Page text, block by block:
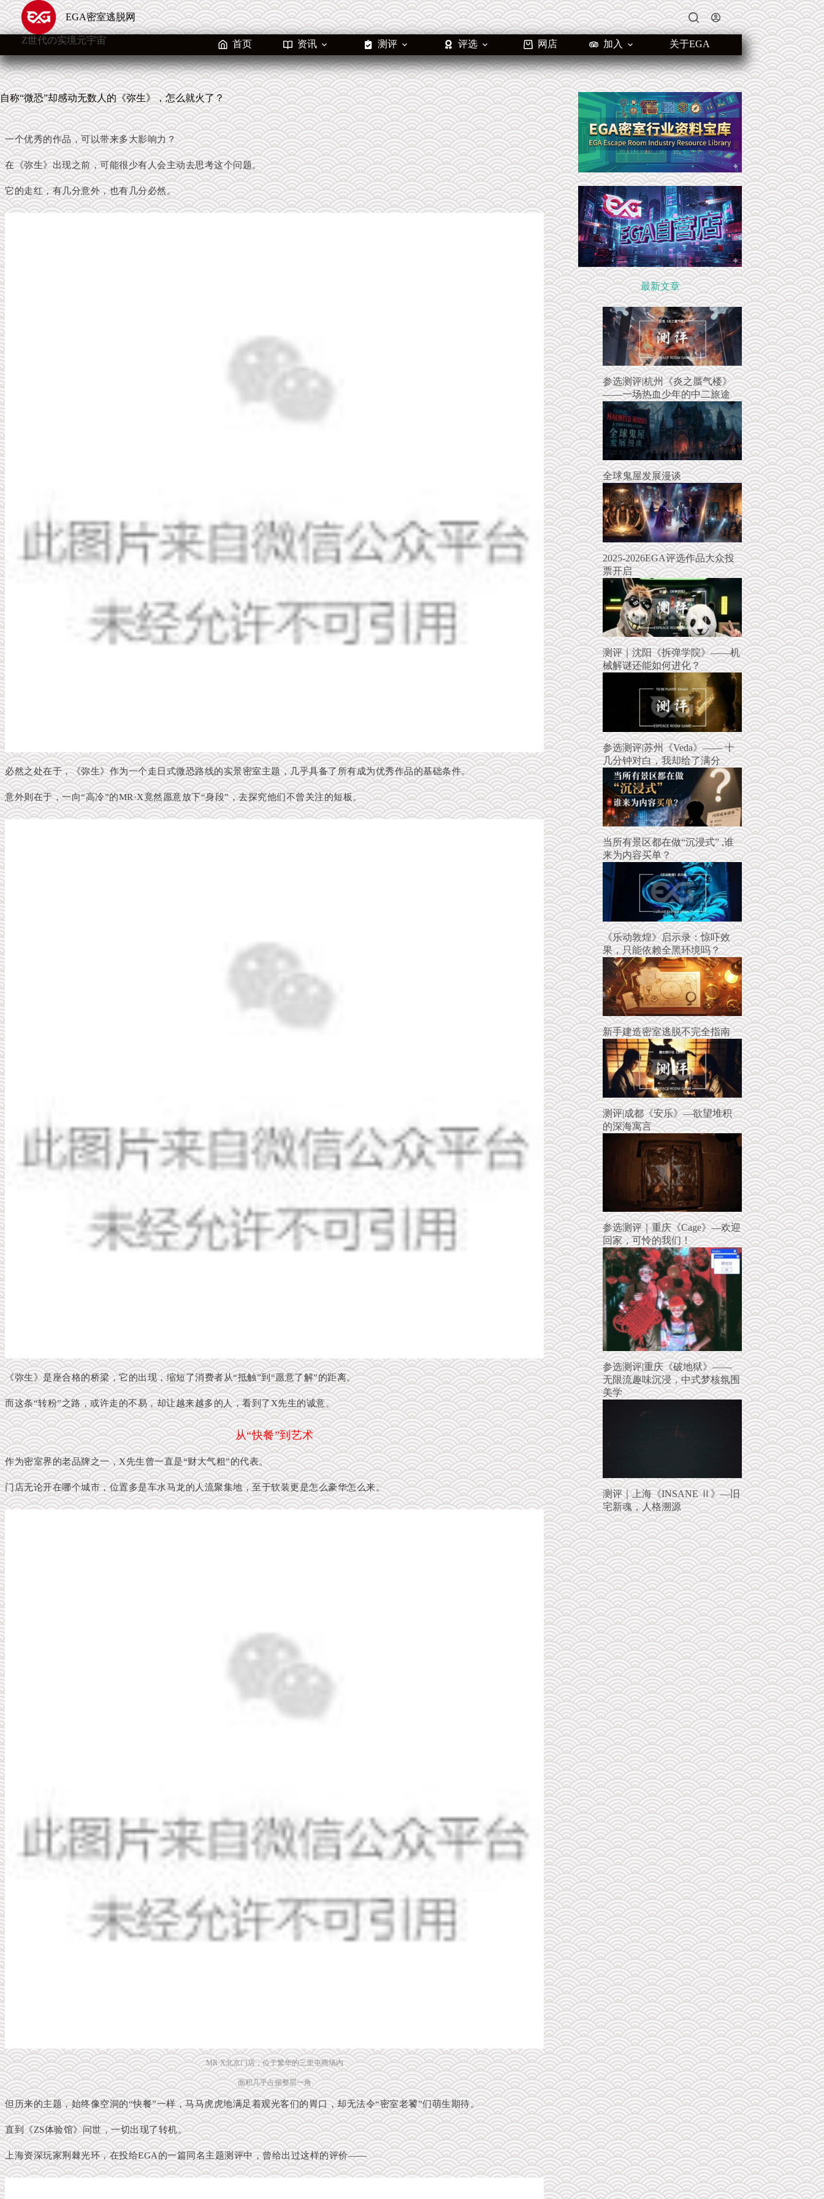
跳
至
内
EGA密室逃脱网
Z世代の实境元宇宙 首页 资讯 测评 评选 网店 加入 关于EGA
自称“微恐”却感动无数人的《弥生》，怎么就火了？
一个优秀的作品，可以带来多大影响力？
在《弥生》出现之前，可能很少有人会主动去思考这个问题。
它的走红，有几分意外，也有几分必然。
必然之处在于，《弥生》作为一个走日式微恐路线的实景密室主题，几乎具备了所有成为优秀作品的基础条件。
意外则在于，一向“高冷”的MR·X竟然愿意放下“身段”，去探究他们不曾关注的短板。
《弥生》是座合格的桥梁，它的出现，缩短了消费者从“抵触”到“愿意了解”的距离。
而这条“转粉”之路，或许走的不易，却让越来越多的人，看到了X先生的诚意。
从“快餐”到艺术
作为密室界的老品牌之一，X先生曾一直是“财大气粗”的代表。
门店无论开在哪个城市，位置多是车水马龙的人流聚集地，至于软装更是怎么豪华怎么来。
MR·X北京门店，位于繁华的三里屯商场内
面积几乎占据整层一角
但历来的主题，始终像空洞的“快餐”一样，马马虎虎地满足着观光客们的胃口，却无法令“密室老饕”们萌生期待。
直到《ZS体验馆》问世，一切出现了转机。
上海资深玩家荆棘光环，在投给EGA的一篇同名主题测评中，曾给出过这样的评价——
最新文章
参选测评|杭州《炎之蜃气楼》
——一场热血少年的中二旅途
全球鬼屋发展漫谈
2025-2026EGA评选作品大众投
票开启
测评｜沈阳《拆弹学院》——机
械解谜还能如何进化？
参选测评|苏州《Veda》—— 十
几分钟对白，我却给了满分
当所有景区都在做“沉浸式” ,谁
来为内容买单？
《乐动敦煌》启示录：惊吓效
果，只能依赖全黑环境吗？
新手建造密室逃脱不完全指南
测评|成都《安乐》—欲望堆积
的深海寓言
参选测评｜重庆《Cage》—欢迎
回家，可怜的我们！
参选测评|重庆《破地狱》——
无限流趣味沉浸，中式梦核氛围
美学
测评｜上海《INSANE Ⅱ》—旧
宅新魂，人格溯源